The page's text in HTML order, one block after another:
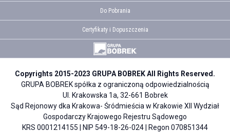
Do Pobrania
Certyfikaty i Dopuszczenia
Copyrights 2015-2023 GRUPA BOBREK All Rights Reserved.
GRUPA BOBREK spółka z ograniczoną odpowiedzialnością
Ul. Krakowska 1a, 32-661 Bobrek
Sąd Rejonowy dka Krakowa- Śródmieścia w Krakowie XII Wydział
Gospodarczy Krajowego Rejestru Sądowego
KRS 0001214155 | NIP 549-18-26-024 | Regon 070851344